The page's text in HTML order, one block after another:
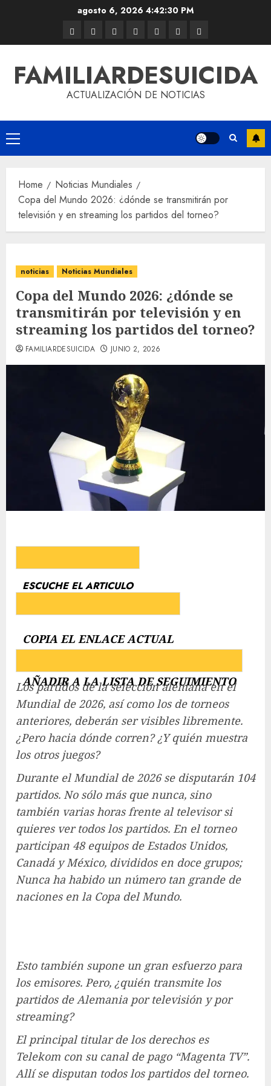
agosto 6, 20264:42:31 PM
FAMILIARDESUICIDA
ACTUALIZACIÓN DE NOTICIAS
Home
Noticias Mundiales
Copa del Mundo 2026: ¿dónde se transmitirán por
televisión y en streaming los partidos del torneo?
noticias Noticias Mundiales
Copa del Mundo 2026: ¿dónde se
transmitirán por televisión y en
streaming los partidos del torneo?
FAMILIARDESUICIDA JUNIO 2, 2026
ESCUCHE EL ARTICULO
COPIA EL ENLACE ACTUAL
AÑADIR A LA LISTA DE SEGUIMIENTO
Los partidos de la selección alemana en el
Mundial de 2026, así como los de torneos
anteriores, deberán ser visibles libremente.
¿Pero hacia dónde corren? ¿Y quién muestra
los otros juegos?
Durante el Mundial de 2026 se disputarán 104
partidos. No sólo más que nunca, sino
también varias horas frente al televisor si
quieres ver todos los partidos. En el torneo
participan 48 equipos de Estados Unidos,
Canadá y México, divididos en doce grupos;
Nunca ha habido un número tan grande de
naciones en la Copa del Mundo.
Esto también supone un gran esfuerzo para
los emisores. Pero, ¿quién transmite los
partidos de Alemania por televisión y por
streaming?
El principal titular de los derechos es
Telekom con su canal de pago “Magenta TV”.
Allí se disputan todos los partidos del torneo.